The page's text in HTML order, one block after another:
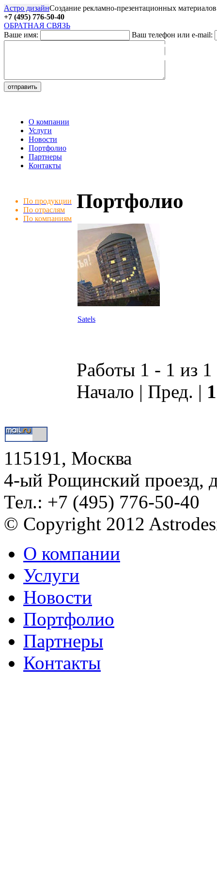
27
Астро дизайнСоздание рекламно-презентационных материалов
+7 (495) 776-50-40
ОБРАТНАЯ СВЯЗЬ
Ваше имя:
Ваш телефон или e-mail:
О компании
Услуги
Новости
Портфолио
Партнеры
Контакты
По продукции
По отраслям
По компаниям
Портфолио
Satels
Работы 1 - 1 из 1
Начало | Пред. | 1
115191, Москва
4-ый Рощинский проезд,
Тел.: +7 (495) 776-50-40
© Copyright 2012
О компании
Услуги
Новости
Портфолио
Партнеры
Контакты